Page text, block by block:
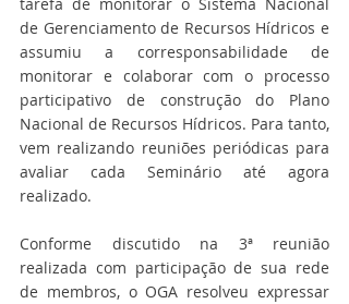
tarefa de monitorar o Sistema Nacional
de Gerenciamento de Recursos Hídricos e
assumiu a corresponsabilidade de
monitorar e colaborar com o processo
participativo de construção do Plano
Nacional de Recursos Hídricos. Para tanto,
vem realizando reuniões periódicas para
avaliar cada Seminário até agora
realizado.
Conforme discutido na 3ª reunião
realizada com participação de sua rede
de membros, o OGA resolveu expressar